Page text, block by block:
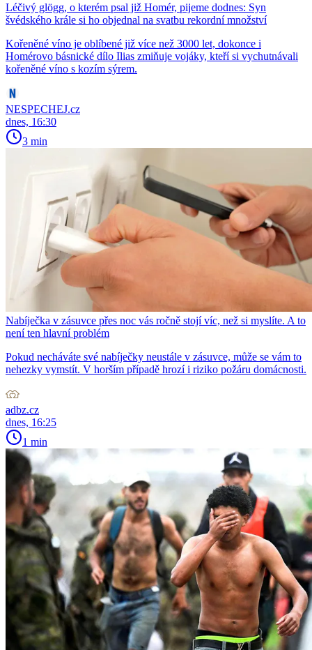
Léčivý glögg, o kterém psal již Homér, pijeme dodnes: Syn
švédského krále si ho objednal na svatbu rekordní množství
Kořeněné víno je oblíbené již více než 3000 let, dokonce i
Homérovo básnické dílo Ilias zmiňuje vojáky, kteří si vychutnávali
kořeněné víno s kozím sýrem.
NESPECHEJ.cz
dnes, 16:30
3 min
Nabíječka v zásuvce přes noc vás ročně stojí víc, než si myslíte. A to
není ten hlavní problém
Pokud necháváte své nabíječky neustále v zásuvce, může se vám to
nehezky vymstít. V horším případě hrozí i riziko požáru domácnosti.
adbz.cz
dnes, 16:25
1 min